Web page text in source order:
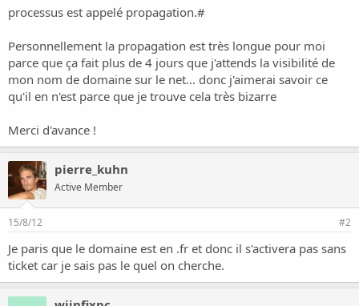
o
processus est appelé propagation.#
Personnellement la propagation est très longue pour moi
parce que ça fait plus de 4 jours que j'attends la visibilité de
mon nom de domaine sur le net... donc j'aimerai savoir ce
qu'il en n'est parce que je trouve cela très bizarre
Merci d'avance !
pierre_kuhn
Active Member
15/8/12 #2
Je paris que le domaine est en .fr et donc il s'activera pas sans
ticket car je sais pas le quel on cherche.